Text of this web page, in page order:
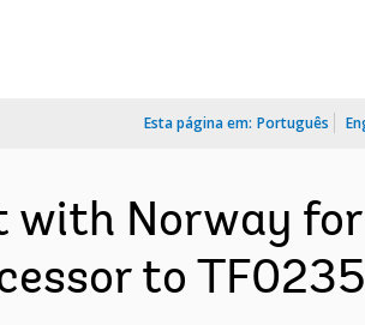
Esta página em: Português
with Norway
to